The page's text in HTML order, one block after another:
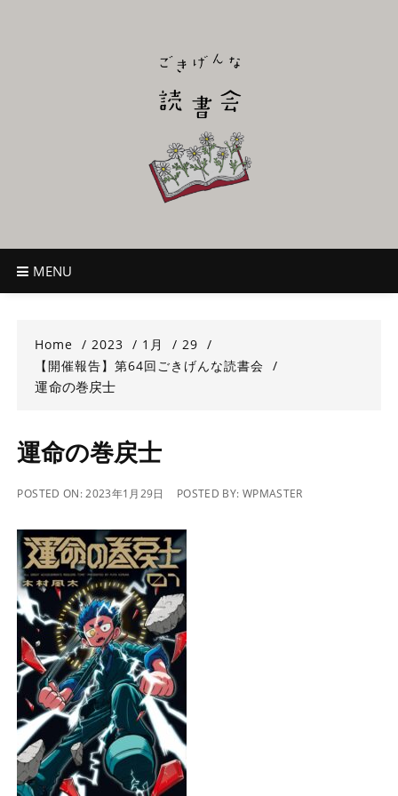
ごきげんな読
~児童書好き主催者によるオールジャンルOK！のんびり読書会~
MENU
Home 2023 1月
29
【開催報告】第64回ごきげんな読書会
運命の巻戻士
運命の巻戻士
POSTED ON:2023年1月29日 POSTED BY: WPMASTER